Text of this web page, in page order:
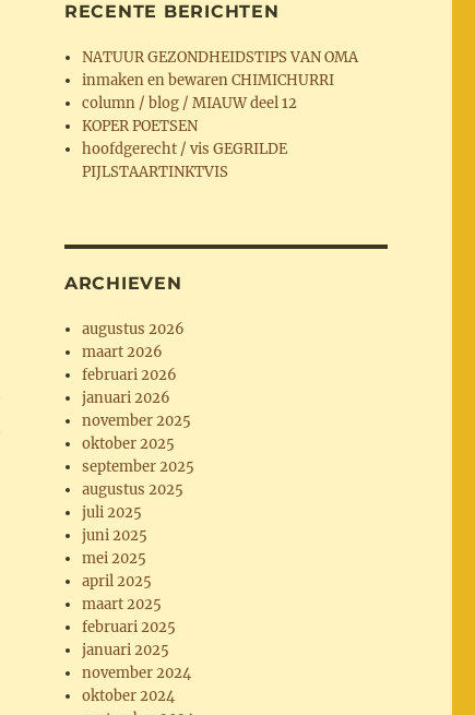
RECENTE BERICHTEN
NATUUR GEZONDHEIDSTIPS VAN OMA
inmaken en bewaren CHIMICHURRI
column / blog / MIAUW deel 12
KOPER POETSEN
hoofdgerecht / vis GEGRILDE
PIJLSTAARTINKTVIS
ARCHIEVEN
augustus 2026
maart 2026
februari 2026
januari 2026
november 2025
oktober 2025
september 2025
augustus 2025
juli 2025
juni 2025
mei 2025
april 2025
maart 2025
februari 2025
januari 2025
november 2024
oktober 2024